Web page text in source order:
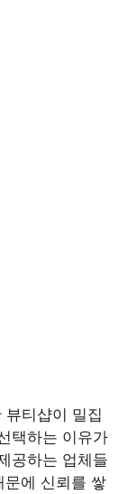
티샵이 밀집
택하는 이유가
공하는 업체들
문에 신뢰를 쌓